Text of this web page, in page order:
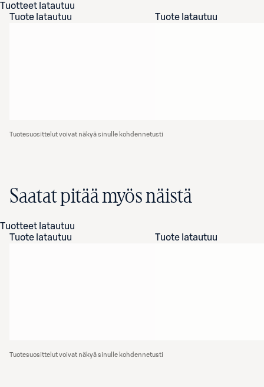
Tuotteet latautuu
Tuote latautuu
Tuote latautuu
Tuotesuosittelut voivat näkyä sinulle kohdennetusti
Saatat pitää myös näistä
Tuotteet latautuu
Tuote latautuu
Tuote latautuu
Tuotesuosittelut voivat näkyä sinulle kohdennetusti